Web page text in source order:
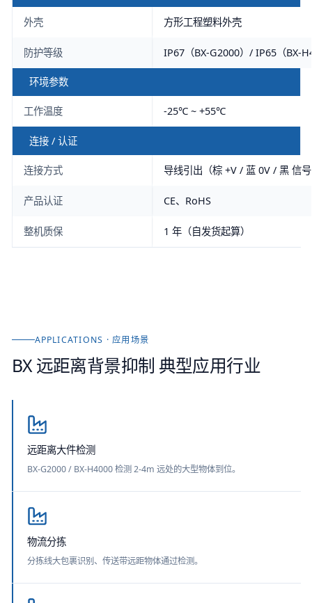
外壳 方形工程塑料外壳
防护等级 IP67（BX-G2000）/ IP65（BX-
环境参数
工作温度 -25℃ ~ +55℃
连接 / 认证
连接方式 导线引出（棕 +V / 蓝 0V / 黑 信
产品认证 CE、RoHS
整机质保 1 年（自发货起算）
APPLICATIONS · 应用场景
BX 远距离背景抑制 典型应用行业
远距离大件检测
BX-G2000 / BX-H4000 检测 2-4m 远处的大型物体到位。
物流分拣
分拣线大包裹识别、传送带远距物体通过检测。